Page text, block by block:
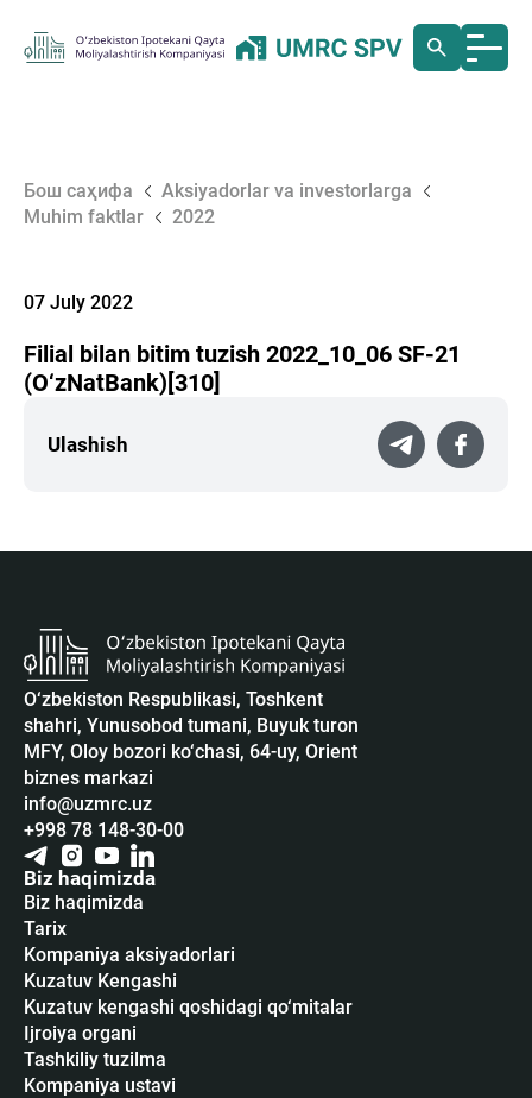
Бош саҳифа
Aksiyadorlar va investorlarga
Muhim faktlar
2022
07 July 2022
Filial bilan bitim tuzish 2022_10_06 SF-21
(O‘zNatBank)[310]
Ulashish
O‘zbekiston Respublikasi, Toshkent
shahri, Yunusobod tumani, Buyuk turon
MFY, Oloy bozori ko‘chasi, 64-uy, Orient
biznes markazi
info@uzmrc.uz
+998 78 148-30-00
Biz haqimizda
Biz haqimizda
Tarix
Kompaniya aksiyadorlari
Kuzatuv Kengashi
Kuzatuv kengashi qoshidagi qo‘mitalar
Ijroiya organi
Tashkiliy tuzilma
Kompaniya ustavi